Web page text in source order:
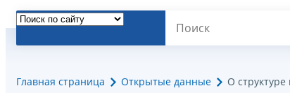
Главная страница Открытые данные О